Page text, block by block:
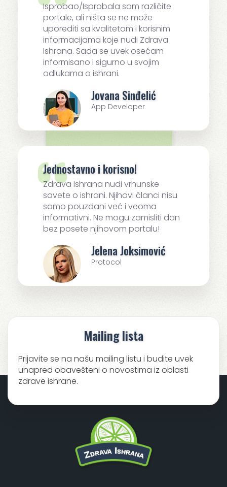
Isprobao/Isprobala sam različite
portale, ali ništa se ne može
uporediti sa kvalitetom i korisnim
informacijama koje nudi Zdrava
Ishrana. Sada se uvek osećam
informisano i sigurno u svojim
odlukama o ishrani.
Jovana Sinđelić
App Developer
Jednostavno i korisno!
Zdrava Ishrana nudi vrhunske
savete o ishrani. Njihovi članci nisu
samo pouzdani već i veoma
informativni. Ne mogu zamisliti dan
bez posete njihovom portalu!
Jelena Joksimović
Protocol
Mailing lista
Prijavite se na našu mailing listu i budite uvek
unapred obavešteni o novostima iz oblasti
zdrave ishrane.